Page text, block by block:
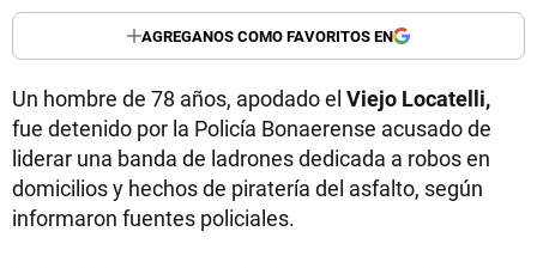
AGREGANOS COMO FAVORITOS EN
Un hombre de 78 años, apodado el Viejo Locatelli,
fue detenido por la Policía Bonaerense acusado de
liderar una banda de ladrones dedicada a robos en
domicilios y hechos de piratería del asfalto, según
informaron fuentes policiales.